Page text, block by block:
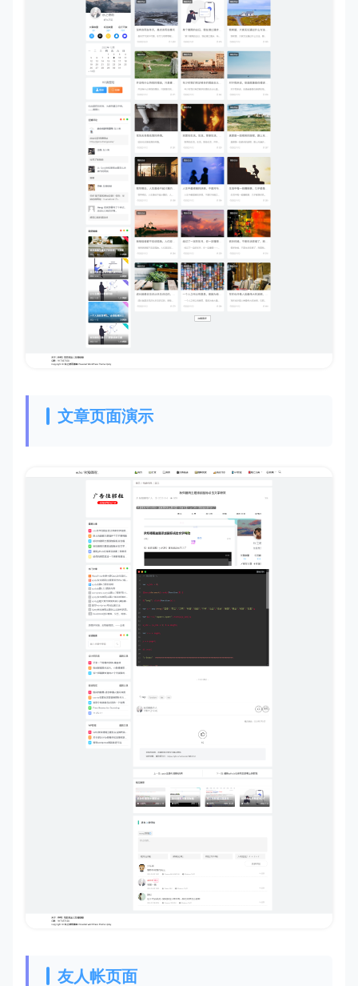
文章页面演示
友人帐页面